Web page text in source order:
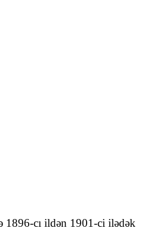
1896-cı ildən 1901-ci ilədək